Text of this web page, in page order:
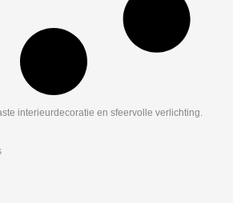
interieurdecoratie en sfeervolle verlichting.